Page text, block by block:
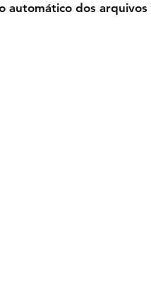
automático dos arquivos